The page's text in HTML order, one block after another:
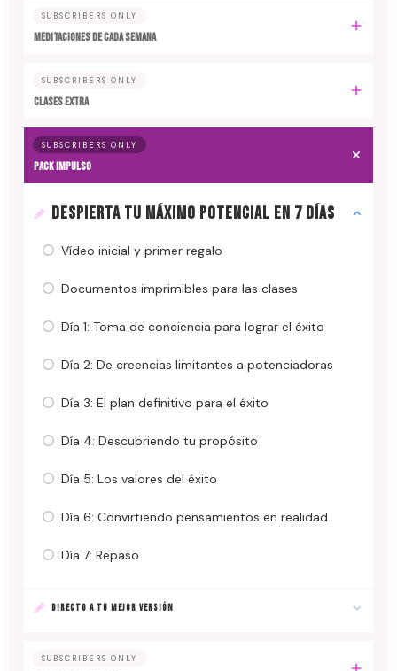
SUBSCRIBERS ONLY
MEDITACIONES DE CADA SEMANA
SUBSCRIBERS ONLY
CLASES EXTRA
SUBSCRIBERS ONLY
PACK IMPULSO
DESPIERTA TU MÁXIMO POTENCIAL EN 7 DÍAS
Vídeo inicial y primer regalo
Documentos imprimibles para las clases
Día 1: Toma de conciencia para lograr el éxito
Día 2: De creencias limitantes a potenciadoras
Día 3: El plan definitivo para el éxito
Día 4: Descubriendo tu propósito
Día 5: Los valores del éxito
Día 6: Convirtiendo pensamientos en realidad
Día 7: Repaso
DIRECTO A TU MEJOR VERSIÓN
SUBSCRIBERS ONLY